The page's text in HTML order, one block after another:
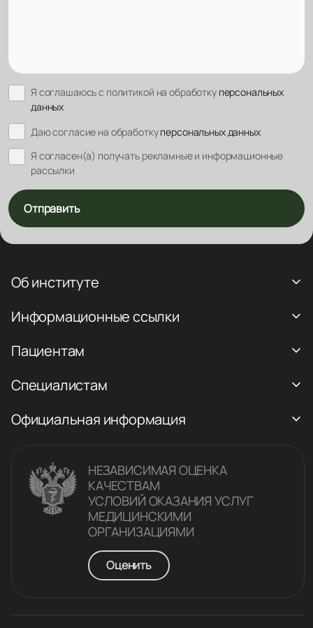
Я соглашаюсь с политикой на обработку персональных
данных
Даю согласие на обработкуперсональных данных
Я согласен(а) получать рекламные и информационные
рассылки
Отправить
Об институте
Информационные ссылки
Пациентам
Специалистам
Официальная информация
НЕЗАВИСИМАЯ ОЦЕНКА
КАЧЕСТВАM
УСЛОВИЙ ОКАЗАНИЯ УСЛУГ
МЕДИЦИНСКИМИ
ОРГАНИЗАЦИЯМИ
Оценить